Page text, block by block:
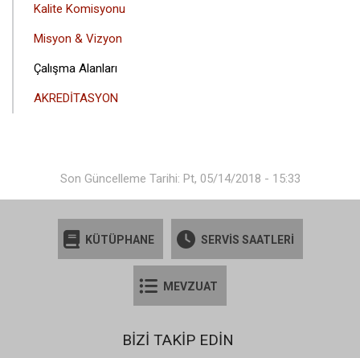
MENÜSÜ
Kalite Komisyonu
Misyon & Vizyon
Çalışma Alanları
AKREDİTASYON
Son Güncelleme Tarihi: Pt, 05/14/2018 - 15:33
KÜTÜPHANE SERVİS SAATLERİ
MEVZUAT
BİZİ TAKİP EDİN